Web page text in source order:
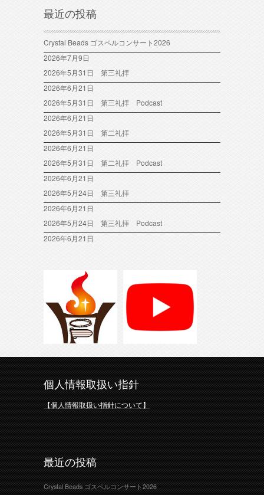
最近の投稿
Crystal Beads ゴスペルコンサート2026
2026年7月9日
2026年5月31日 第三礼拝
2026年6月21日
2026年5月31日 第三礼拝 Podcast
2026年6月21日
2026年5月31日 第二礼拝
2026年6月21日
2026年5月31日 第二礼拝 Podcast
2026年6月21日
2026年5月24日 第三礼拝
2026年6月21日
2026年5月24日 第三礼拝 Podcast
2026年6月21日
個人情報取扱い指針
【個人情報取扱い指針について】
最近の投稿
Crystal Beads ゴスペルコンサート2026